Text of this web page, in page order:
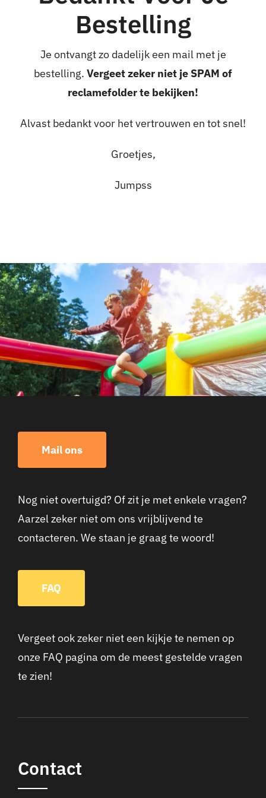
Bestelling
Je ontvangt zo dadelijk een mail met je
bestelling. Vergeet zeker niet je SPAM of
reclamefolder te bekijken!
Alvast bedankt voor het vertrouwen en tot snel!
Groetjes,
Jumpss
Mail ons
Nog niet overtuigd? Of zit je met enkele vragen?
Aarzel zeker niet om ons vrijblijvend te
contacteren. We staan je graag te woord!
FAQ
Vergeet ook zeker niet een kijkje te nemen op
onze FAQ pagina om de meest gestelde vragen
te zien!
Contact